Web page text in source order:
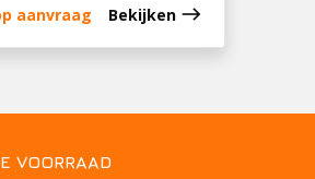
aanvraag Bekijken east
VOORRAAD